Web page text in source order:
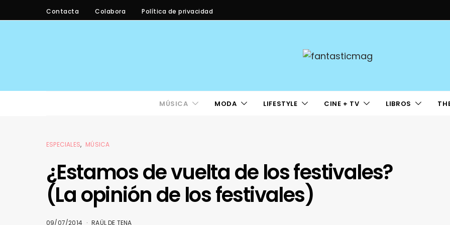
Contacta Colabora Política de privacidad
MÚSICA MODA LIFESTYLE CINE + TV LIBROS
ESPECIALES MÚSICA
¿Estamos de vuelta de los festivales?
(La opinión de los festivales)
09/07/2014 RAÜL DE TENA